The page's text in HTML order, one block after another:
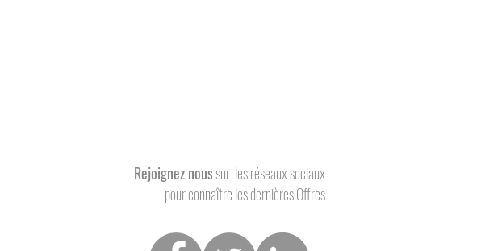
Rejoignez noussur les réseaux sociaux
pour connaîtreles dernières Offres